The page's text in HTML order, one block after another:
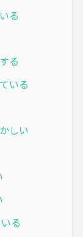
る
る
いる
しい
る